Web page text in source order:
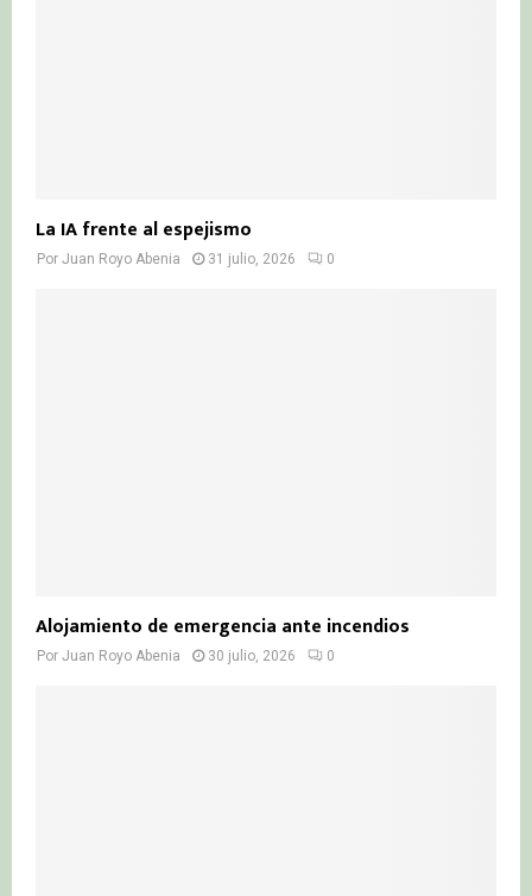
La IA frente al espejismo
Por Juan Royo Abenia 31 julio, 2026 0
Alojamiento de emergencia ante incendios
Por Juan Royo Abenia 30 julio, 2026 0